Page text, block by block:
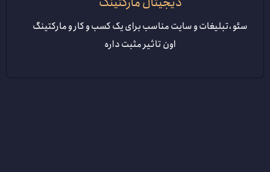
سئو ،تبلیغات و سایت مناسب برای یک کسب و کار و مارکتینگ
اون تاثیر مثبت داره